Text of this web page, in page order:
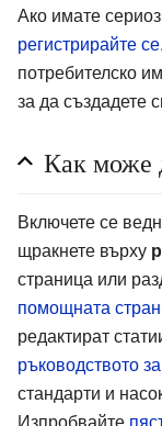
Ако имате
регистрирайте се
потребителско
за да създадете
Как може
Включете се
щракнете върху
страница или
помощната
редактират
ръководството
стандарти и
Изпробвайте